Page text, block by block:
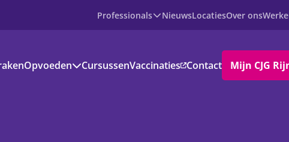
Professionals
Prenataal
NieuwsLocatiesOver ons
Opvoeden CursussenVaccinaties Contact Mijn CJG